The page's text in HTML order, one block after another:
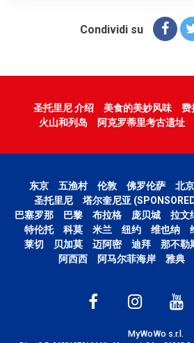
Condividi su
圣托里尼 介绍 美食的美妙风味 费
火山和列岛
阿克罗蒂里考古遗址
东京 五渔村 伦敦 佛罗伦萨 北京
圣托里尼
塔尔奎尼亚
巴塞罗那
巴黎 布拉格 庞贝城 拉文
特伦托
科莫 米兰 纽约 维也纳
莱切
贝加莫 迈阿密 迪拜 那不勒
阿西西
阿马尔菲海岸 雅典
MyWoWo s.r.l.